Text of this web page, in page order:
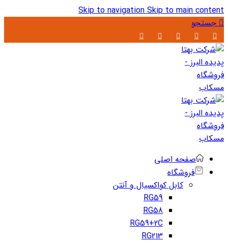
Skip to navigationSkip to main content
جستجو
صفحه اصلی
فروشگاه
کابل کواکسیال و آنتن
RG59
RG58
RG59+2C
RG213